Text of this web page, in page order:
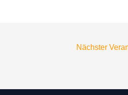
Nächster